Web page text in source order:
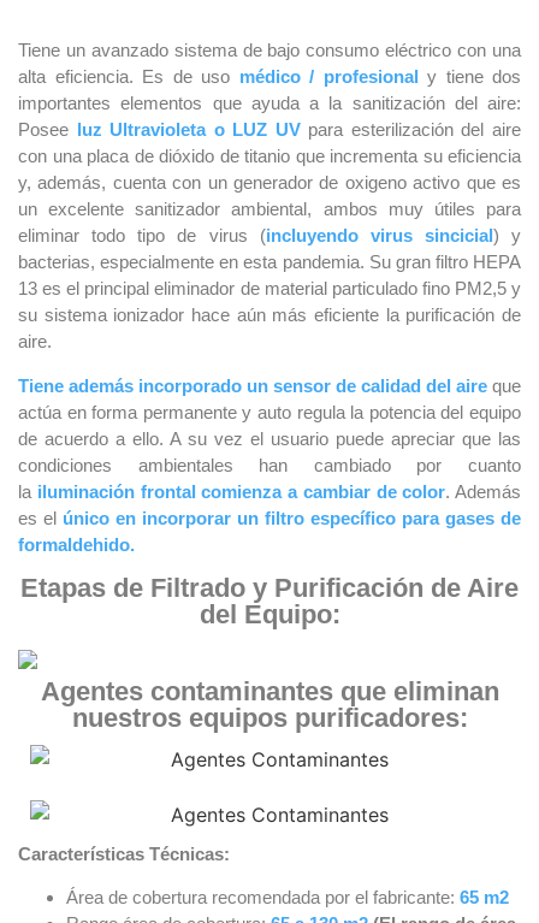
Tiene un avanzado sistema de bajo consumo eléctrico con una
alta eficiencia. Es de uso médico / profesional y tiene dos
importantes elementos que ayuda a la sanitización del aire:
Posee luz Ultravioleta o LUZ UVpara esterilización del aire
con una placa de dióxido de titanio que incrementa su eficiencia
y, además, cuenta con un generador de oxigeno activo que es
un excelente sanitizador ambiental, ambos muy útiles para
eliminar todo tipo de virus (incluyendo virus sincicial) y
bacterias, especialmente en esta pandemia. Su gran filtro HEPA
13 es el principal eliminador de material particulado fino PM2,5 y
su sistema ionizador hace aún más eficiente la purificación de
aire.
Tiene además incorporado un sensor de calidad del aire que
actúa en forma permanente y auto regula la potencia del equipo
de acuerdo a ello. A su vez el usuario puede apreciar que las
condiciones ambientales han cambiado por cuanto
la iluminación frontal comienza a cambiar de color. Además
es el único en incorporar un filtro específico para gases de
formaldehido.
Etapas de Filtrado y Purificación de Aire
del Equipo:
Agentes contaminantes que eliminan
nuestros equipos purificadores:
Características Técnicas:
Área de cobertura recomendada por el fabricante: 65 m2